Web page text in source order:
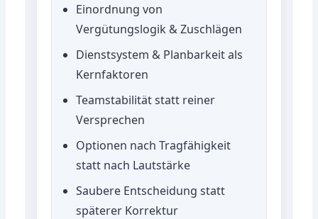
Einordnung von
Vergütungslogik & Zuschlägen
Dienstsystem & Planbarkeit als
Kernfaktoren
Teamstabilität statt reiner
Versprechen
Optionen nach Tragfähigkeit
statt nach Lautstärke
Saubere Entscheidung statt
späterer Korrektur